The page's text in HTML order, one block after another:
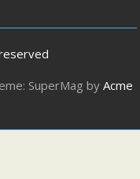
SuperMag byAcme